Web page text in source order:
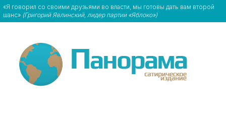
«Я говорил со своими друзьями во власти, мы готовы дать вам второй
шанс» (Григорий Явлинский, лидер партии «Яблоко»)